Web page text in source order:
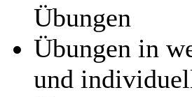
Übungen
Übungen in
und